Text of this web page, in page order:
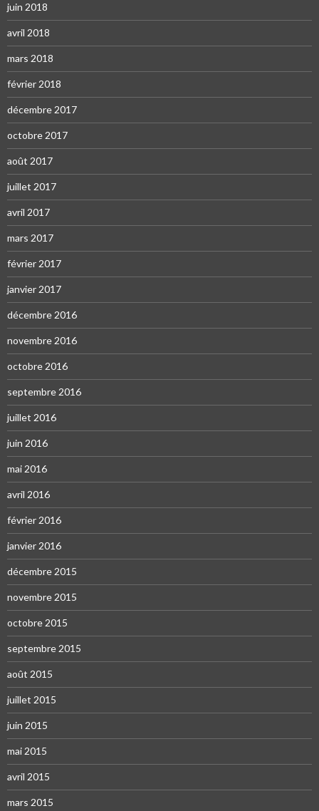
juin 2018
avril 2018
mars 2018
février 2018
décembre 2017
octobre 2017
août 2017
juillet 2017
avril 2017
mars 2017
février 2017
janvier 2017
décembre 2016
novembre 2016
octobre 2016
septembre 2016
juillet 2016
juin 2016
mai 2016
avril 2016
février 2016
janvier 2016
décembre 2015
novembre 2015
octobre 2015
septembre 2015
août 2015
juillet 2015
juin 2015
mai 2015
avril 2015
mars 2015